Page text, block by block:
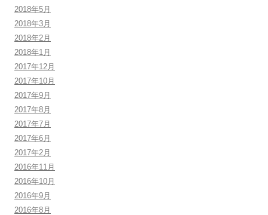
2018年5月
2018年3月
2018年2月
2018年1月
2017年12月
2017年10月
2017年9月
2017年8月
2017年7月
2017年6月
2017年2月
2016年11月
2016年10月
2016年9月
2016年8月